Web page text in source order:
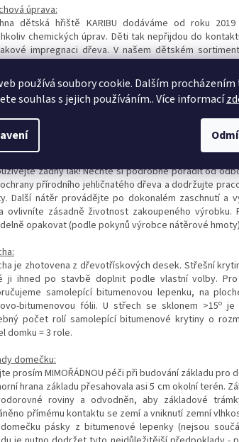
používá soubory cookie. Dalším
souhlas s jejich používáním.. Více informací
úprava:
dětská hřiště KARIBU dodáváme od roku
chemických úprav. Děti tak nepřijdou do
impregnaci dřeva. V našem dětském
výrobky a významně tak přispíváme k
prostředím! V případě potřeby je samozřejmě
základním nátěrem a preventivním nátěrem proti
strany dílců. Při tomto způsobu ošetření dřeva je
výrobce nátěru.
Pro konečný nátěr použijte
fyzikálními vlastnostmi, která ochrání dřevo proti
žádný lak! Nechte si podrobně poradit od
přírodního jehličnatého dřeva a dodržujte
Další nátěr provádějte po dokonalém zaschnutí a
ovlivníte zásadně životnost zakoupeného výrobku.
opakovat (podle pokynů výrobce nátěrové
je zhotovena z dřevotřískovýchdesek. Střešní
ji ihned po stavbě doplnit podle vlastní volby.
samolepící bitumenovou lepenku, na
bitumenovou fólii. U střech se sklonem >15oje
počet rolí samolepící bitumenové krytiny o
domku = 3 role.
domečku:
prosím MIMOŘÁDNOU péči při budování základu
hrana základu přesahovala asi 5 cm okolní terén.
roviny a odvodněn, aby základové
přímému kontaktu se zemí a vniknutí zemní
pásky z bitumenové lepenky (nejsou